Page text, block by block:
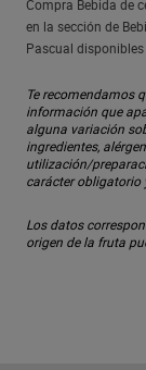
Compra Bebida de
en la sección de
Pascual disponibles
Te recomendamos
información que
alguna variación
ingredientes,
utilización/
carácter obligatorio
Los datos
origen de la fruta